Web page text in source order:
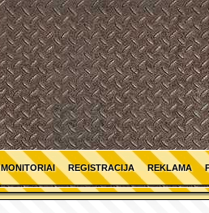
MONITORIAI REGISTRACIJA REKLAMA